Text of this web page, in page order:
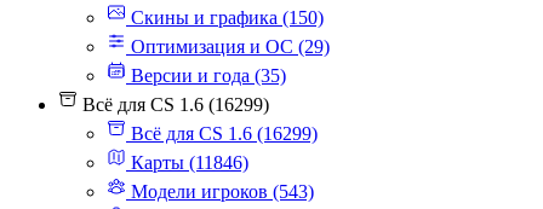
Скины и графика (150)
Оптимизация и ОС (29)
Версии и года (35)
Всё для CS 1.6 (16299)
Всё для CS 1.6 (16299)
Карты (11846)
Модели игроков (543)